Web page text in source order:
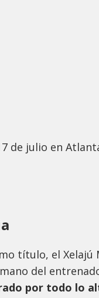
de julio en
título, el Xelajú
del
por todo lo